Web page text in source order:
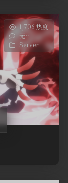
1,706 热度
无~
Server